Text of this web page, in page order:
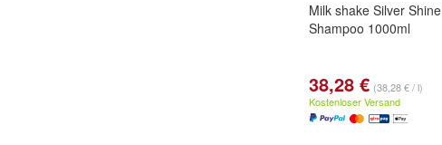
Milk shake Silver Shine
Shampoo 1000ml
38,28 € (38,28 € / l)
Kostenloser Versand